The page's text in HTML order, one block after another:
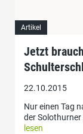
Artikel
Jetzt
22.10.2015
Nur einen Tag
der Solothurner
lesen